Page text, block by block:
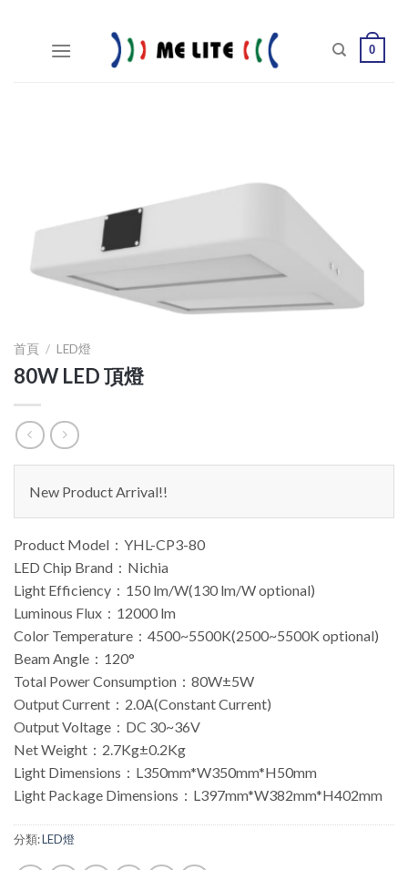
0
首頁 / LED燈
80W LED 頂燈
New Product Arrival!!
Product Model：YHL-CP3-80
LED Chip Brand：Nichia
Light Efficiency：150 lm/W(130 lm/W optional)
Luminous Flux：12000 lm
Color Temperature：4500~5500K(2500~5500K optional)
Beam Angle：120°
Total Power Consumption：80W±5W
Output Current：2.0A(Constant Current)
Output Voltage：DC 30~36V
Net Weight：2.7Kg±0.2Kg
Light Dimensions：L350mm*W350mm*H50mm
Light Package Dimensions：L397mm*W382mm*H402mm
分類:LED燈